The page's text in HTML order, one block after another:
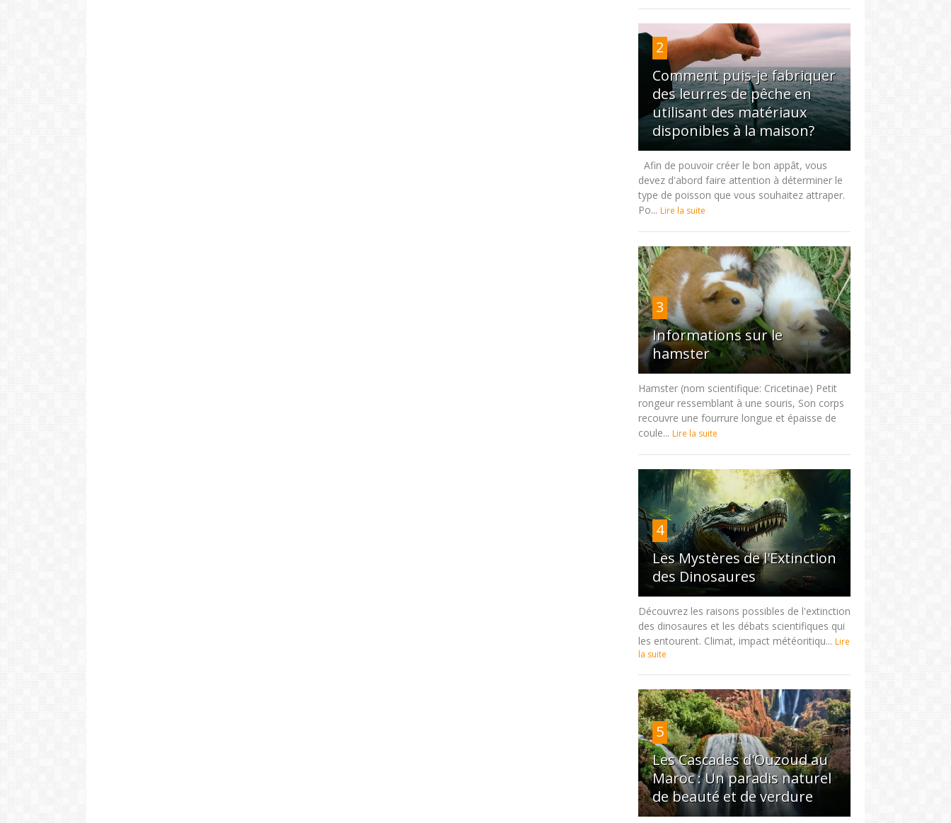
2
Comment puis-je fabriquer
des leurres de pêche en
utilisant des matériaux
disponibles à la maison?
Afin de pouvoir créer le bon appât, vous
devez d'abord faire attention à déterminer le
type de poisson que vous souhaitez attraper.
Po... Lire la suite
3
Informations sur le
hamster
Hamster (nom scientifique: Cricetinae) Petit
rongeur ressemblant à une souris, Son corps
recouvre une fourrure longue et épaisse de
coule... Lire la suite
4
Les Mystères de l'Extinction
des Dinosaures
Découvrez les raisons possibles de l'extinction
des dinosaures et les débats scientifiques qui
les entourent. Climat, impact météoritiqu... Lire
la suite
5
Les Cascades d'Ouzoud au
Maroc : Un paradis naturel
de beauté et de verdure